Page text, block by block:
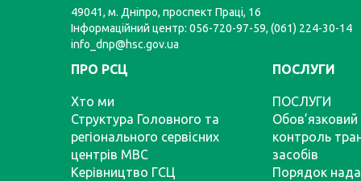
49041, м. Дніпро, проспект Праці, 16
Інформаційний центр: 056-720-97-59, (061) 224-30-14
info_dnp@hsc.gov.ua
ПРО РСЦ
Хто ми
Структура Головного та
регіонального сервісних
центрів МВС
Керівництво ГСЦ
ПОСЛУГИ
ПОСЛУГИ
Обов’язковий
контроль
засобів
Порядок